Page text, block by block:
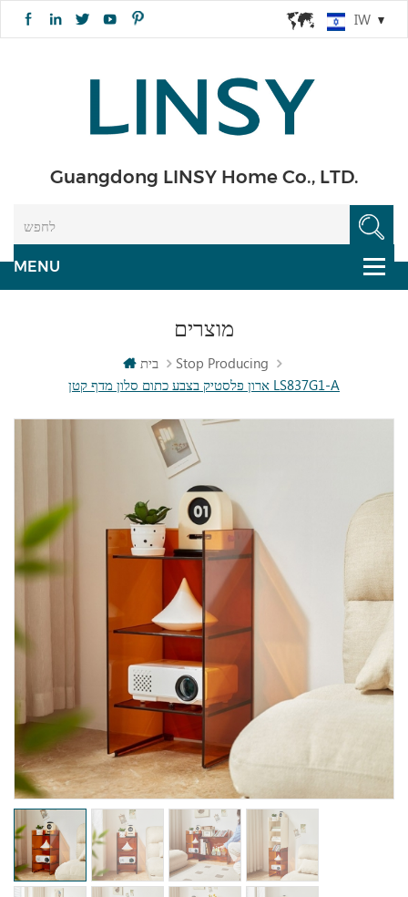
IW
Guangdong LINSY Home Co., LTD.
מוצרים
בית
Stop Producing
ארון פלסטיק בצבע כתום סלון מדף קטן LS837G1-A